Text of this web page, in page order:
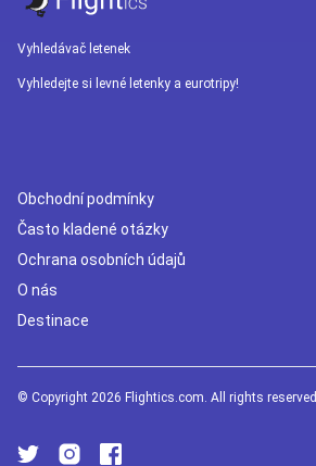
Vyhledávač letenek
Vyhledejte si levné letenky a eurotripy!
Obchodní podmínky
Často kladené otázky
Ochrana osobních údajů
O nás
Destinace
© Copyright 2026 Flightics.com. All rights reserved.